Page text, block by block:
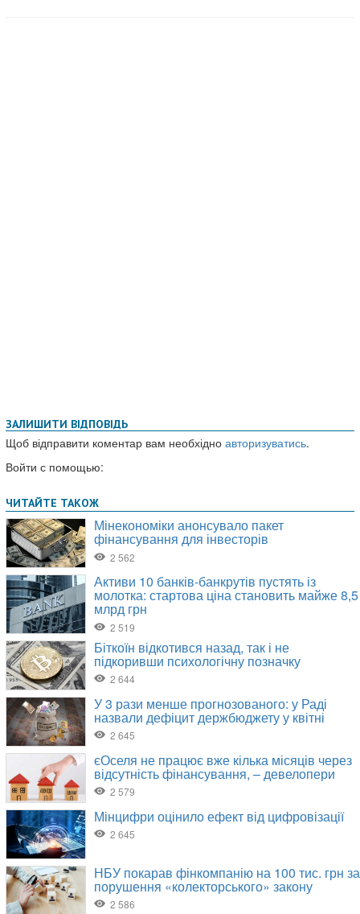
ЗАЛИШИТИ ВІДПОВІДЬ
Щоб відправити коментар вам необхідно авторизуватись.
Войти с помощью: